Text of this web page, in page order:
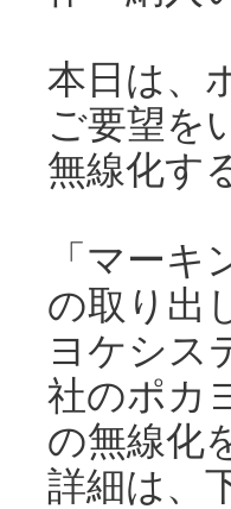
本日は、
ご要望を
無線化す
「マー
の取り出
ヨケシス
社のポカ
の無線化
詳細は、